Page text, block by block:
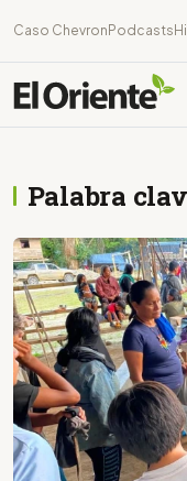
Caso Chevron Podcasts
Palabra